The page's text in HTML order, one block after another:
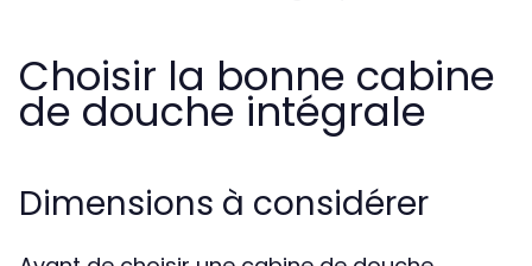
Choisir la bonne cabine
de douche intégrale
Dimensions à considérer